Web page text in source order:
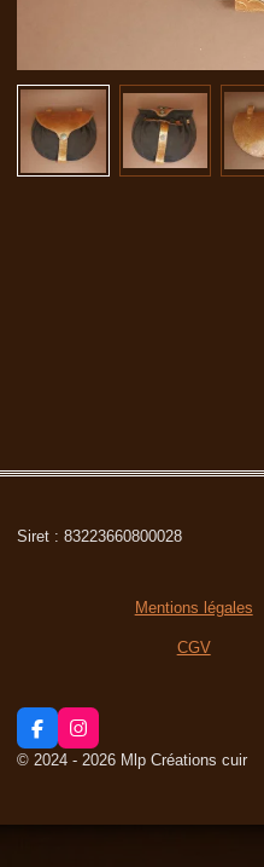
Siret : 83223660800028
Mentions légales
CGV
F
a
c
o
I
n
s
g
© 2024 - 2026 Mlp Créations cuir